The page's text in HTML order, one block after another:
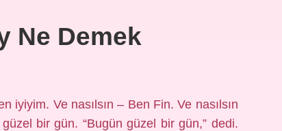
Ne Demek
iyiyim. Ve nasılsın – Ben Fin. Ve nasılsın
bir gün. “Bugün güzel bir gün,” dedi.